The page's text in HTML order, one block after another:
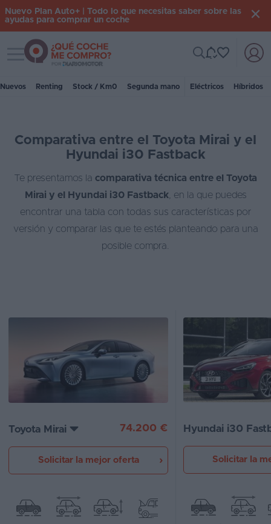
Iniciar
Coches
Renting
Suscripción
Stock
Híbridos
Ofertas
Asistente
Foro
de
opiniones
de
compra
Nuevo Plan Auto+ | Todo lo que necesitas saber sobre las
ayudas para comprar un coche
Toggle navigation
Nuevos Renting Stock / Km0 Segunda mano Eléctricos Híbridos
Comparativa entre el Toyota Mirai y el
Hyundai i30 Fastback
Te presentamos la comparativa técnica entre el Toyota
Mirai y el Hyundai i30 Fastback, en la que puedes
encontrar una tabla con todas sus características por
versión y comparar las que te estés planteando para una
posible compra.
Toyota Mirai 74.200 €
Solicitar la mejor oferta
Hyundai i30
Solicitar la